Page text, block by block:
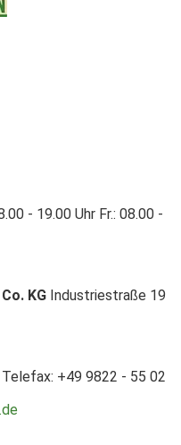
- 19.00 Uhr Fr.: 08.00 -
KG Industriestraße 19
Telefax: +49 9822 - 55 02